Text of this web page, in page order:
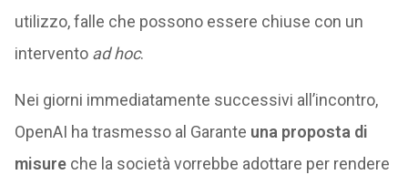
utilizzo, falle che possono essere chiuse con un
intervento ad hoc.
Nei giorni immediatamente successivi all’incontro,
OpenAI ha trasmesso al Garante una proposta di
misureche la società vorrebbe adottare per rendere